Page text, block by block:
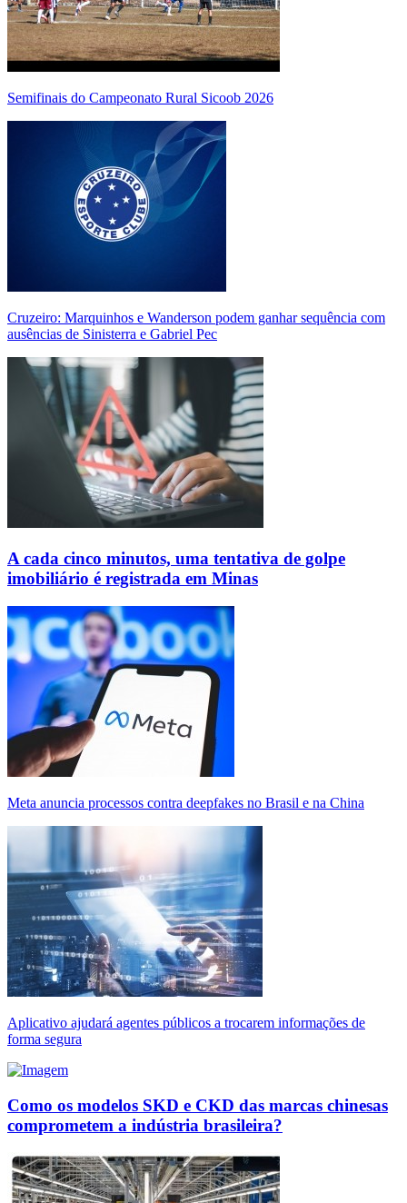
Semifinais do Campeonato Rural Sicoob 2026
Cruzeiro: Marquinhos e Wanderson podem ganhar sequência com
ausências de Sinisterra e Gabriel Pec
A cada cinco minutos, uma tentativa de golpe
imobiliário é registrada em Minas
Meta anuncia processos contra deepfakes no Brasil e na China
Aplicativo ajudará agentes públicos a trocarem informações de
forma segura
Como os modelos SKD e CKD das marcas chinesas
comprometem a indústria brasileira?